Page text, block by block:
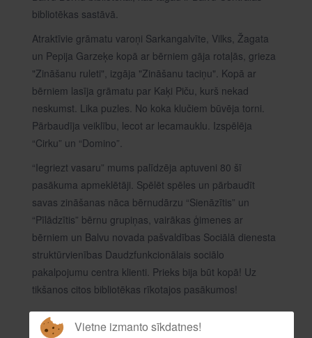
bibliotēkas sastāvā.
Atraktīvie grāmatu varoņi Sarkangalvīte, Vilks, Žagata
un Pepija Garzeķe kopā ar bērniem gāja rotaļās, grieza
"Zināšanu ruleti", izgāja "Zināšanu taciņu". Kopā ar
bērniem lasīja grāmatu par Kaķi Piču, kurš nekad
neskumst. Lika puzles. No koka klučiem būvēja torni.
Pārbaudīja veiklību, lecot ar lecamauklu. Izspēlēja
“Cirku” un “Domino”.
“Iegriezt vasaru” mums palīdzēja aptuveni 80 šī
pasākuma apmeklētāji. Spēlēt spēles un pārbaudīt
savas zināšanas nāca bērnudārzu “Sienāzītis” un
“Pīlādzītis” bērnu grupiņas, vairākas ģimenes ar
bērniem un Balvu novada pašvaldības Sociālā dienesta
struktūrvienības Daudzfunkcionālais sociālo
pakalpojumu centra klienti. Prieks bija būt kopā! Uz
tikšanos citos bibliotēkas rīkotajos pasākumos!
Lasīt tālāk: “Iegriežam vasaru” ar rotaļu dienu
Vietne izmanto sīkdatnes!